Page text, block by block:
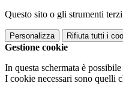
Questo sito o gli strumenti
Personalizza Rifiuta tutti i
Gestione cookie
In questa schermata è
I cookie necessari sono quelli